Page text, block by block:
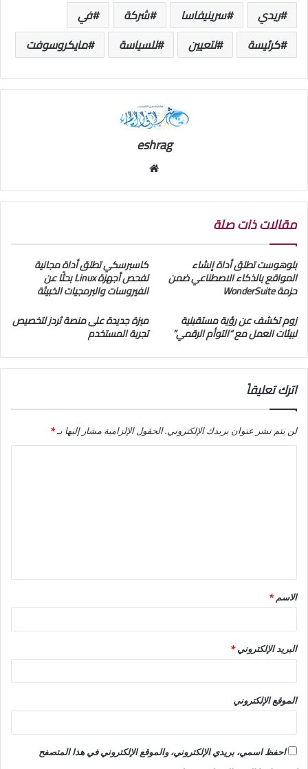
ريدي
سرينيفاسا شركة
في
كرئيسة
لتعيين للسياسة مايكروسوفت
eshrag
مقالات ذات صلة
بلوهوست تطلق أداة إنشاء
المواقع بالذكاء الاصطناعي ضمن
حزمة WonderSuite
كاسبرسكي تطلق أداة مجانية
لفحص أجهزة Linux بحثًا عن
الفيروسات والبرمجيات الخبيثة
زوم تكشف عن رؤية مستقبلية
لبيئات العمل مع “التوأم الرقمي”
ميزة جديدة على منصة ثردز لتخصيص
تجربة المستخدم
اترك تعليقاً
لن يتم نشر عنوان بريدك الإلكتروني.الحقول الإلزامية مشار إليها بـ*
ق
*
الاسم*
البريد الإلكتروني*
الموقع الإلكتروني
احفظ اسمي، بريدي الإلكتروني، والموقع الإلكتروني في هذا المتصفح